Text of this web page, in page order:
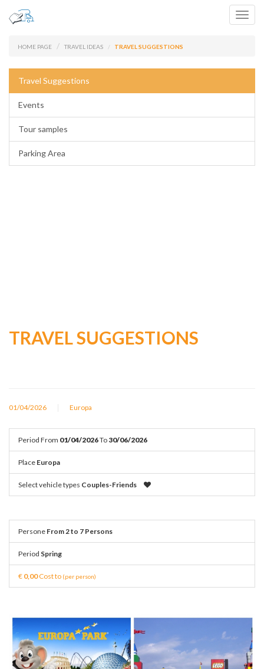
HOME PAGE TRAVEL IDEAS TRAVEL SUGGESTIONS
Travel Suggestions
Events
Tour samples
Parking Area
TRAVEL SUGGESTIONS
01/04/2026 | Europa
Period From 01/04/2026To 30/06/2026
Place Europa
Select vehicle types Couples-Friends
Persone From 2 to 7 Persons
Period Spring
€ 0,00Cost to (per person)